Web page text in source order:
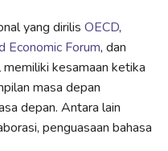
yang dirilis OECD,
Economic Forum, dan
kesamaan ketika
masa depan
depan. Antara lain
penguasaan bahasa